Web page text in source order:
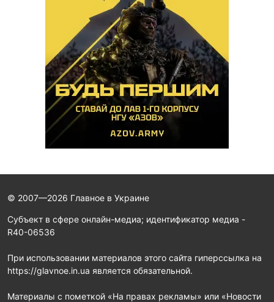
© 2007—2026 Главное в Украине
Субъект в сфере онлайн-медиа; идентификатор медиа -
R40-06536
При использовании материалов этого сайта гиперссылка на
https://glavnoe.in.ua является обязательной.
Материалы с пометкой «На правах рекламы» или «Новости